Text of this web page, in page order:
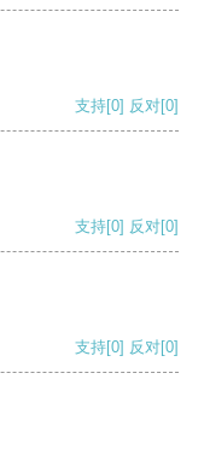
支持[0] 反对[0]
支持[0] 反对[0]
支持[0] 反对[0]